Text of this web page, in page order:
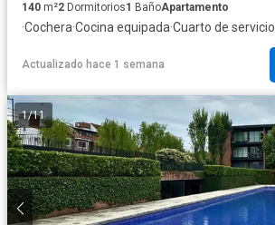
140 m²2 Dormitorios1 BañoApartamento
·Cochera·Cocina equipada·Cuarto de servicio
Actualizado hace 1 semana
1/11